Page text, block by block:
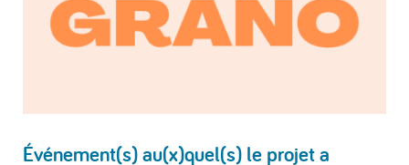
Événement(s) au(x)quel(s) le projet a